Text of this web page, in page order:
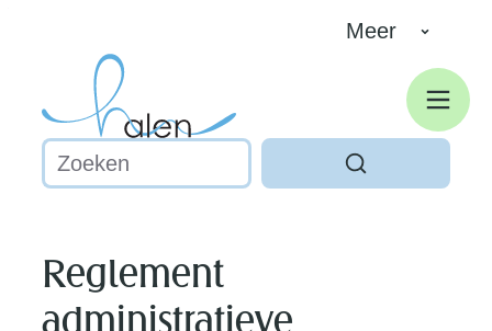
Meer
Waarmee kunnen we jou helpen?
Zoeken
Reglement